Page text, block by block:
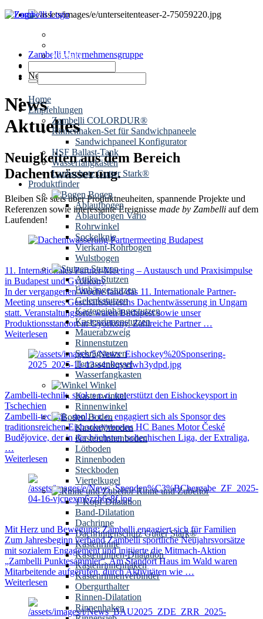
Kontakt
Home
Empfehlungen
Zambelli COLORDUR®
Rinnenhaken-Set für Sandwichpaneele
Sandwichpaneel Konfigurator
HSF Ballast-Tank
Wasserfangkästen
Laubschutz Gutter Stark®
Produktfinder
Bogen
Ablaufbogen
Ablaufbogen Vario
Rohrwinkel
Sockelknie
Vierkant-Rohrbogen
Wulstbogen
Stutzen
Attika-Stutzen
Einhängestutzen
Gelenkstutzen
Kasteneinhängestutzen
Kastenrinnenstutzen
Mauerabzweig
Rinnenstutzen
Schrägstutzen
Terrassenkessel
Wasserfangkasten
Winkel
Kastenwinkel
Rinnenwinkel
Boden
Kastenlötboden
Kastenrinnenboden
Lötboden
Rinnenboden
Steckboden
Viertelkugel
Rinne und Zubehör
1-Kopf-Dilatation
Band-Dilatation
Dachrinne
Dachrinnenschutz Gutter Stark®
Kastenrinne
Kastenrinnen-Dilatation
Kastenrinnenhaken
Kastenrinnenverbinder
Obergurthalter
Rinnen-Dilatation
Rinnenhaken
Zambelli Unternehmensgruppe
Dachentwässerung
News
News
Aktuelles
Neuigkeiten aus dem Bereich
Dachentwässerung.
Bleiben Sie stets über Produktneuheiten, spannende Projekte und
Referenzen sowie interessante Ereignisse made by Zambelli auf dem
Laufenden!
11. Internationales Partner-Meeting – Austausch und Praxisimpulse
in Budapest und Györköny
In der vergangenen Woche fand das 11. Internationale Partner-
Meeting unseres Geschäftsbereichs Dachentwässerung in Ungarn
statt. Veranstaltungsorte waren Budapest sowie unser
Produktionsstandort in Györköny. Zahlreiche Partner …
Weiterlesen
Zambelli-technik, spol. s r. o. unterstützt den Eishockeysport in
Tschechien
Zambelli-technik, spol. s r. o. engagiert sich als Sponsor des
traditionsreichen Eishockeyvereins HC Banes Motor České
Budějovice, der in der höchsten tschechischen Liga, der Extraliga,
…
Weiterlesen
Mit Herz und Bewegung: Zambelli engagiert sich für Familien
Zum Jahresbeginn verband Zambelli sportliche Neujahrsvorsätze
mit sozialem Engagement und initiierte die Mitmach-Aktion
„Zambelli Punktesammler“. Am Standort Haus im Wald waren
Mitarbeitende aufgerufen, durch Aktivitäten wie …
Weiterlesen